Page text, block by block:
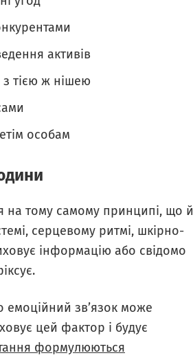
активів
з тією ж нішею
особам
на тому самому принципі, що й
серцевому ритмі, шкірно-
інформацію або свідомо
емоційний зв’язок може
цей фактор і будує
формулюються